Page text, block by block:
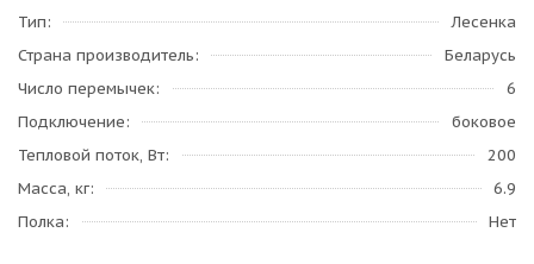
Тип
Лесенка
Страна производитель
Беларусь
Число перемычек
6
Подключение
боковое
Тепловой поток, Вт
200
Масса, кг
6.9
Полка
Нет